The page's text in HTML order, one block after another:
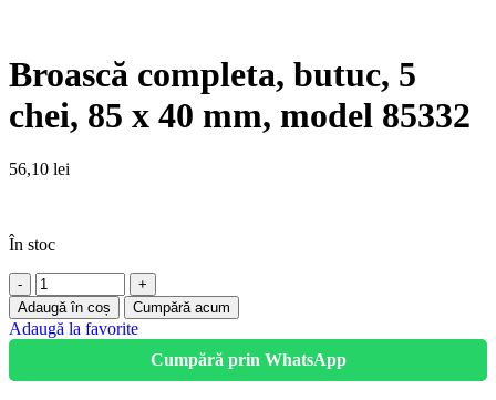
Broască completa, butuc, 5
chei, 85 x 40 mm, model 85332
56,10 lei
În stoc
Adaugă în coș Cumpără acum
Adaugă la favorite
Cumpără prin WhatsApp